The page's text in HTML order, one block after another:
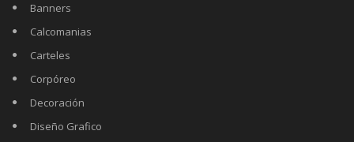
Banners
Calcomanias
Carteles
Corpóreo
Decoración
Diseño Grafico